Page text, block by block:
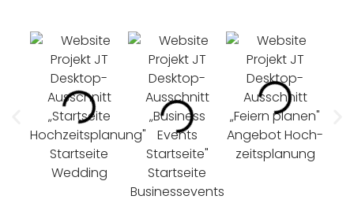
Start­seite
Wedding
Start­seite
Businessevents
Angebot Hoch­
zeits­pla­nung